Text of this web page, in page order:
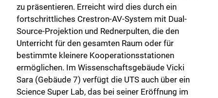
zu präsentieren. Erreicht wird dies durch ein
fortschrittliches Crestron-AV-System mit Dual-
Source-Projektion und Rednerpulten, die den
Unterricht für den gesamten Raum oder für
bestimmte kleinere Kooperationsstationen
ermöglichen. Im Wissenschaftsgebäude Vicki
Sara (Gebäude 7) verfügt die UTS auch über ein
Science Super Lab, das bei seiner Eröffnung im